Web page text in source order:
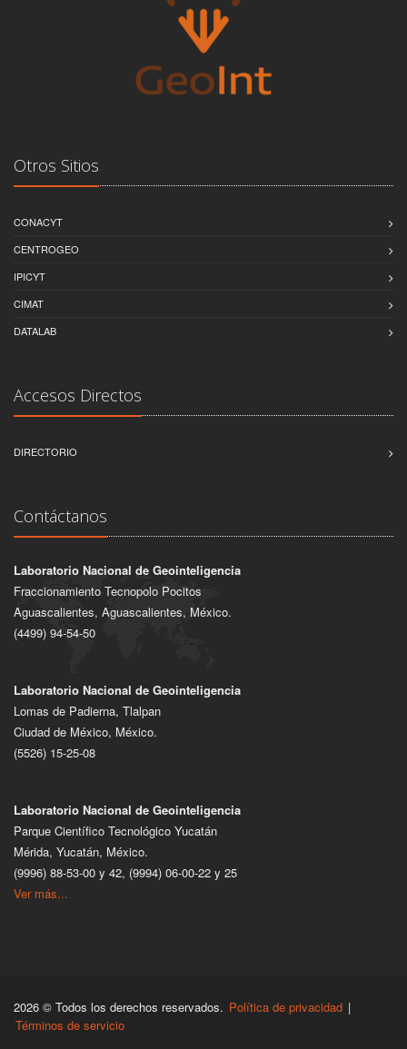
Otros Sitios
CONACYT
CENTROGEO
IPICYT
CIMAT
DATALAB
Accesos Directos
DIRECTORIO
Contáctanos
Laboratorio Nacional de Geointeligencia
Fraccionamiento Tecnopolo Pocitos
Aguascalientes, Aguascalientes, México.
(4499) 94-54-50
Laboratorio Nacional de Geointeligencia
Lomas de Padierna, Tlalpan
Ciudad de México, México.
(5526) 15-25-08
Laboratorio Nacional de Geointeligencia
Parque Científico Tecnológico Yucatán
Mérida, Yucatán, México.
(9996) 88-53-00 y 42, (9994) 06-00-22 y 25
Ver más...
2026 © Todos los derechos reservados. Política de privacidad |
Términos de servicio